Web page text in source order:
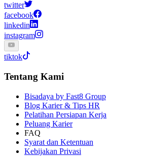
twitter
facebook
linkedin
instagram
tiktok
Tentang Kami
Bisadaya by Fast8 Group
Blog Karier & Tips HR
Pelatihan Persiapan Kerja
Peluang Karier
FAQ
Syarat dan Ketentuan
Kebijakan Privasi